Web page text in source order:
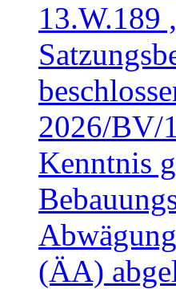
13.W.189
2026/BV/
Kenntnis
(ÄA)